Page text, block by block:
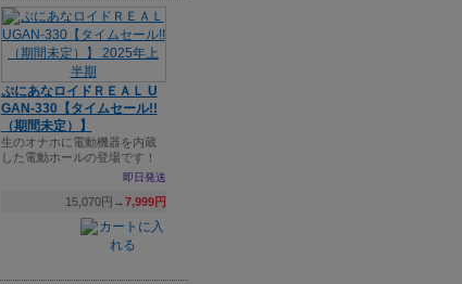
ぷにあなロイドＲＥＡＬ U
GAN-330【タイムセール!!
（期間未定）】
生のオナホに電動機器を内蔵
した電動ホールの登場です！
即日発送
15,070円→7,999円